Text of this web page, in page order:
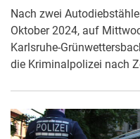
Nach zwei
Oktober 2024, auf
Karlsruhe-
die Kriminalpolizei nach